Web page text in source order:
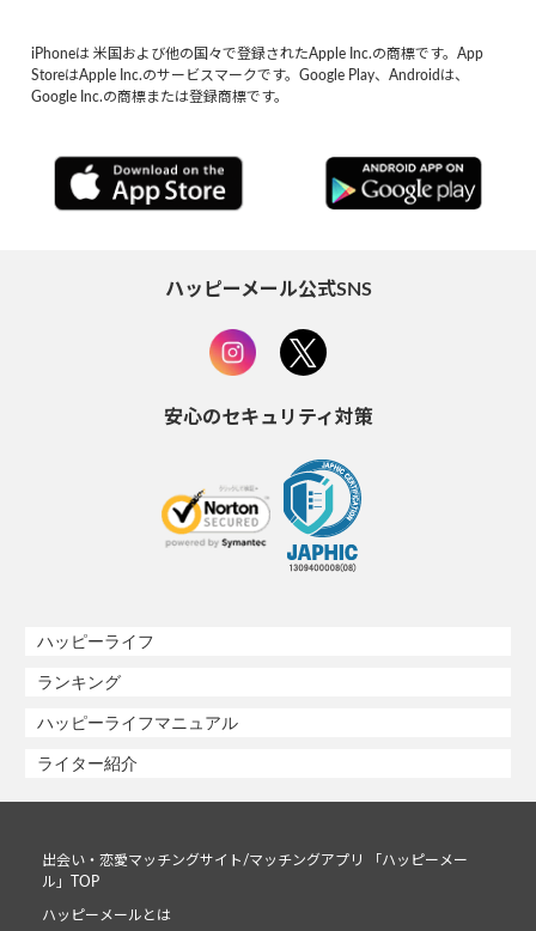
iPhoneは 米国および他の国々で登録されたApple Inc.の商標です。App
StoreはApple Inc.のサービスマークです。Google Play、Androidは、
Google Inc.の商標または登録商標です。
ハッピーメール公式SNS
安心のセキュリティ対策
ハッピーライフ
ランキング
ハッピーライフマニュアル
ライター紹介
出会い・恋愛マッチングサイト/マッチングアプリ 「ハッピーメー
ル」TOP
ハッピーメールとは